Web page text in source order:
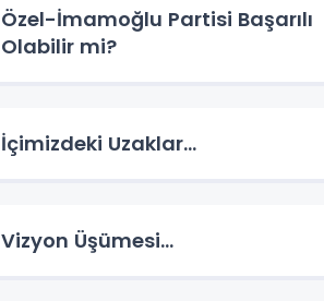
Özel-İmamoğlu Partisi Başarılı
Olabilir mi?
İçimizdeki Uzaklar…
Vizyon Üşümesi…